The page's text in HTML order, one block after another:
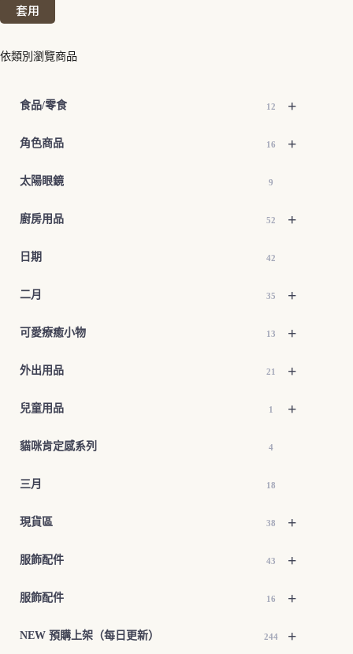
套用
依類別瀏覽商品
+
食品/零食 12
+
角色商品 16
太陽眼鏡 9
+
廚房用品 52
日期 42
+
二月 35
+
可愛療癒小物 13
+
外出用品 21
+
兒童用品 1
貓咪肯定感系列 4
三月 18
+
現貨區 38
+
服飾配件 43
+
服飾配件 16
+
NEW 預購上架（每日更新） 244